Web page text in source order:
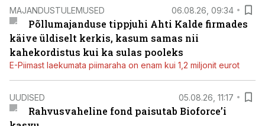
MAJANDUSTULEMUSED 06.08.26, 09:34
Põllumajanduse tippjuhi Ahti Kalde firmades
käive üldiselt kerkis, kasum samas nii
kahekordistus kui ka sulas pooleks
E-Piimast laekumata piimaraha on enam kui 1,2 miljonit eurot
UUDISED 05.08.26, 11:17
Rahvusvaheline fond paisutab Bioforce’i